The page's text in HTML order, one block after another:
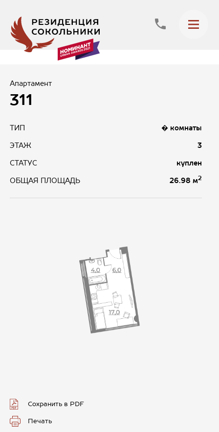
Апартамент
311
ТИП � комнаты
ЭТАЖ 3
СТАТУС куплен
ОБЩАЯ ПЛОЩАДЬ 26.98 м2
Сохранить в PDF
Печать